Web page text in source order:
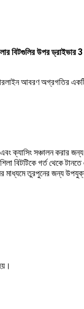
বিটগুলির উপর ড্রাইভার
আবরণ অগ্রগতির একটি
ক্যাসিং সঞ্চালন করার
বিটটিকে গর্ত থেকে
মাধ্যমে তুরপুনের জন্য